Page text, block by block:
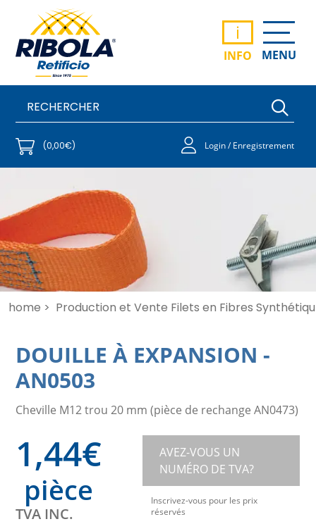
i
INFO MENU
(0,00€) Login / Enregistrement
home > Production et Vente Filets en Fibres
DOUILLE À EXPANSION -
AN0503
Cheville M12 trou 20 mm (pièce de rechange AN0473)
1,44€
pièce
TVA INC.
AVEZ-VOUS UN
NUMÉRO DE TVA?
Inscrivez-vous pour les prix
réservés